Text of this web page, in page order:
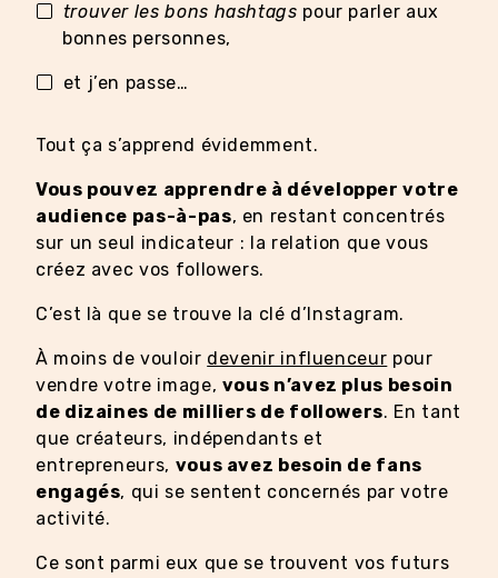
trouver les bons hashtags pour parler aux
bonnes personnes,
et j’en passe…
Tout ça s’apprend évidemment.
Vous pouvez apprendre à développer votre
audience pas-à-pas, en restant concentrés
sur un seul indicateur : la relation que vous
créez avec vos followers.
C’est là que se trouve la clé d’Instagram.
À moins de vouloir devenir influenceur pour
vendre votre image, vous n’avez plus besoin
de dizaines de milliers de followers. En tant
que créateurs, indépendants et
entrepreneurs, vous avez besoin de fans
engagés, qui se sentent concernés par votre
activité.
Ce sont parmi eux que se trouvent vos futurs